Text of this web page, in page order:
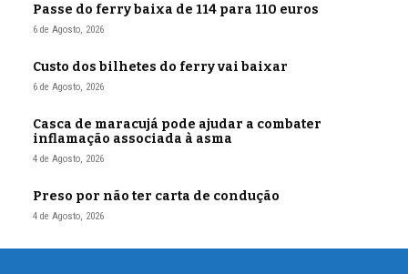
Passe do ferry baixa de 114 para 110 euros
6 de Agosto, 2026
Custo dos bilhetes do ferry vai baixar
6 de Agosto, 2026
Casca de maracujá pode ajudar a combater
inflamação associada à asma
4 de Agosto, 2026
Preso por não ter carta de condução
4 de Agosto, 2026